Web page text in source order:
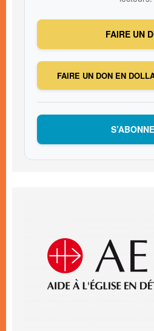
FAIRE UN
FAIRE UN DON EN